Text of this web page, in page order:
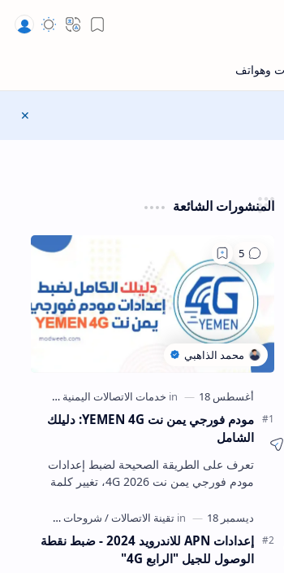
Bookmark
Translateالمظهر
إغلاق
مشاركة
المنشورات الشائعة
مودم فورجي يمن نت YEMEN 4G: دليلك
الشامل
تعرف على الطريقة الصحيحة لضبط إعدادات
مودم فورجي يمن نت 4G 2026، تغيير كلمة
المشاكل بخطوات واضحة.
إعدادات APN للاندرويد 2024 - ضبط نقطة
الوصول للجيل "الرابع 4G"